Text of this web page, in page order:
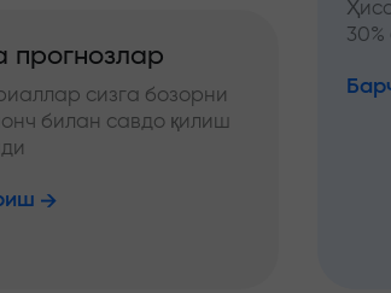
прогнозлар
сизга бозорни
билан савдо қилиш